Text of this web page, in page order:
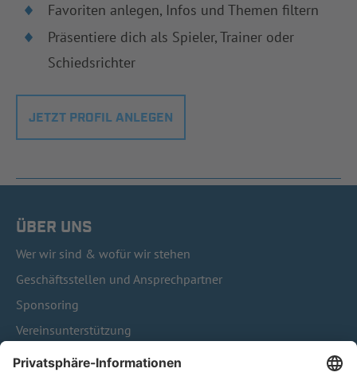
Favoriten anlegen, Infos und Themen filtern
Präsentiere dich als Spieler, Trainer oder
Schiedsrichter
JETZT PROFIL ANLEGEN
ÜBER UNS
Wer wir sind & wofür wir stehen
Geschäftsstellen und Ansprechpartner
Sponsoring
Vereinsunterstützung
Infothek